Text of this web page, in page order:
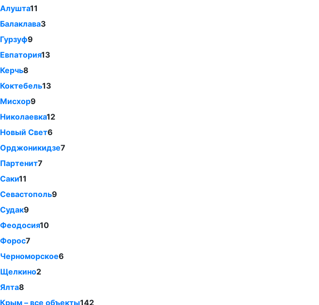
Алушта11
Балаклава3
Гурзуф9
Евпатория13
Керчь8
Коктебель13
Мисхор9
Николаевка12
Новый Свет6
Орджоникидзе7
Партенит7
Саки11
Севастополь9
Судак9
Феодосия10
Форос7
Черноморское6
Щелкино2
Ялта8
Крым – все объекты142